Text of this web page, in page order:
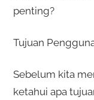
penting?
Tujuan
Sebelum kita
ketahui apa